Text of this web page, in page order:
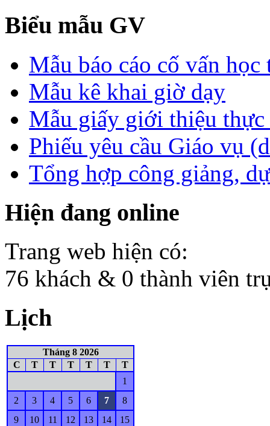
Biểu mẫu GV
Mẫu báo cáo cố vấn học
Mẫu kê khai giờ dạy
Mẫu giấy giới thiệu thực
Phiếu yêu cầu Giáo vụ
Tổng hợp công giảng,
Hiện đang online
Trang web hiện có:
76 khách & 0 thành viên
Lịch
Tháng 8 2026
C
T T T T T
T
1
2
3 4 5 6 7
8
9
10 11 12 13 14
15